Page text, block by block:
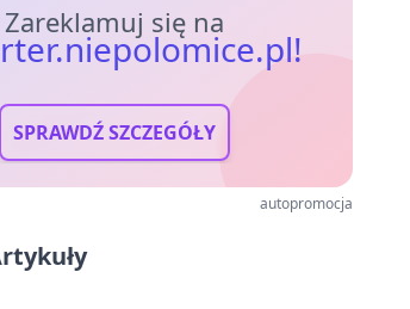
Zareklamuj się na
SPRAWDŹ SZCZEGÓŁY
autopromocja